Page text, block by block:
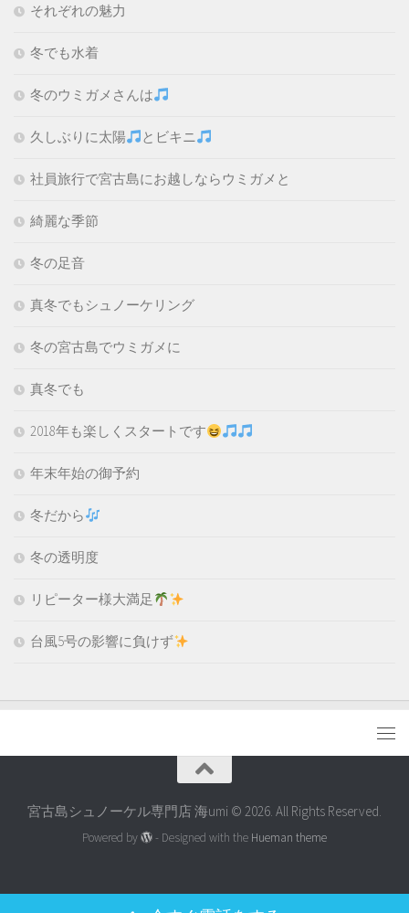
それぞれの魅力
冬でも水着
冬のウミガメさんは
久しぶりに太陽 とビキニ
社員旅行で宮古島にお越しならウミガメと
綺麗な季節
冬の足音
真冬でもシュノーケリング
冬の宮古島でウミガメに
真冬でも
2018年も楽しくスタートです
年末年始の御予約
冬だから
冬の透明度
リピーター様大満足
台風5号の影響に負けず
宮古島シュノーケル専門店 海umi © 2026. All Rights Reserved.
Powered by - Designed with the Hueman theme